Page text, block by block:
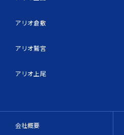
アリオ倉敷
アリオ鷲宮
アリオ上尾
会社概要